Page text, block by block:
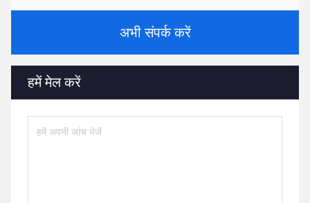
अभी संपर्क करें
हमें मेल करें